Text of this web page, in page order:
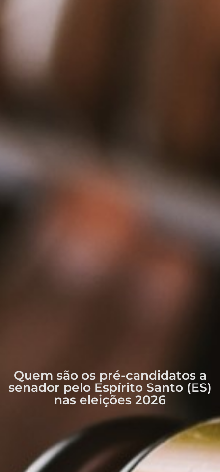
Quem são os pré-candidatos a
senador pelo Espírito Santo (ES)
nas eleições 2026